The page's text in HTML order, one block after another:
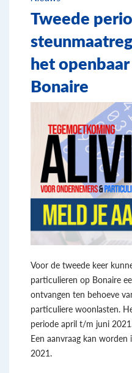
Tweede
het
Bonaire
Voor de tweede keer
particulieren op Bonaire
ontvangen ten behoeve
particuliere woonlasten.
periode april t/m juni
Een aanvraag kan
2021.